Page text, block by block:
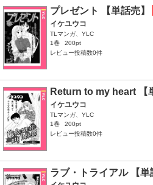
プレゼント 【単話売】
イケユウコ
TLマンガ、YLC
1巻
200pt
レビュー投稿数0件
Return to my heart 【
イケユウコ
TLマンガ、YLC
1巻
200pt
レビュー投稿数0件
ラブ・トライアル 【単